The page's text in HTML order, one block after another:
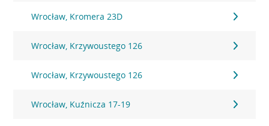
Wrocław, Kromera 23D
Wrocław, Krzywoustego 126
Wrocław, Krzywoustego 126
Wrocław, Kuźnicza 17-19